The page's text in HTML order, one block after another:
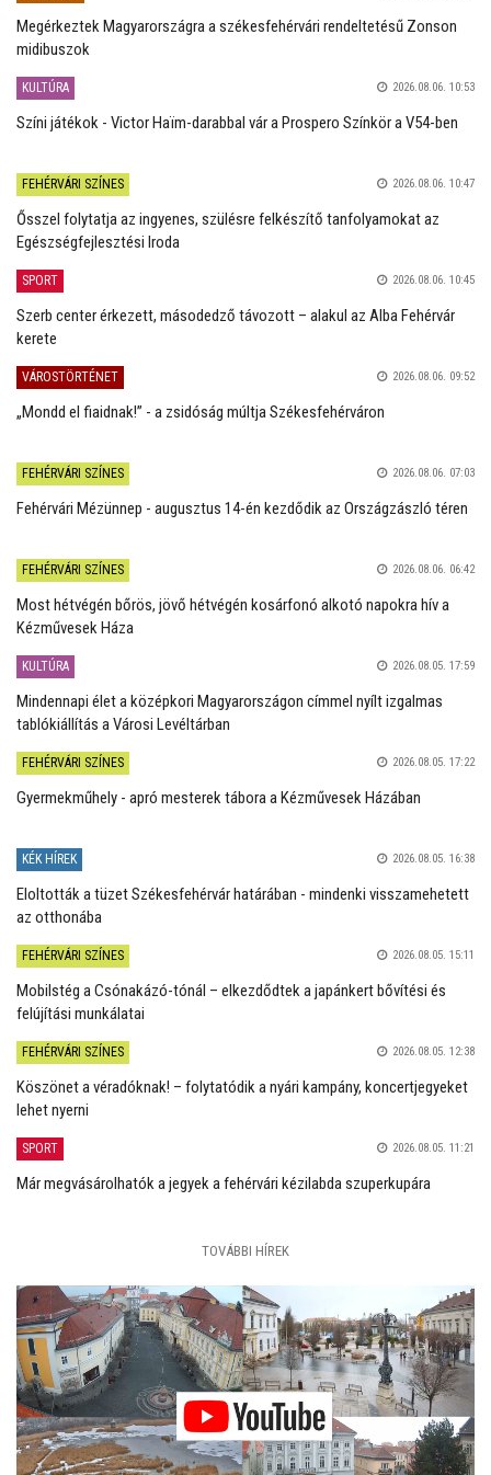
Megérkeztek Magyarországra a székesfehérvári rendeltetésű Zonson
midibuszok
KULTÚRA 2026.08.06. 10:53
Színi játékok - Victor Haïm-darabbal vár a Prospero Színkör a V54-ben
FEHÉRVÁRI SZÍNES 2026.08.06. 10:47
Ősszel folytatja az ingyenes, szülésre felkészítő tanfolyamokat az
Egészségfejlesztési Iroda
SPORT 2026.08.06. 10:45
Szerb center érkezett, másodedző távozott – alakul az Alba Fehérvár
kerete
VÁROSTÖRTÉNET 2026.08.06. 09:52
„Mondd el fiaidnak!” - a zsidóság múltja Székesfehérváron
FEHÉRVÁRI SZÍNES 2026.08.06. 07:03
Fehérvári Mézünnep - augusztus 14-én kezdődik az Országzászló téren
FEHÉRVÁRI SZÍNES 2026.08.06. 06:42
Most hétvégén bőrös, jövő hétvégén kosárfonó alkotó napokra hív a
Kézművesek Háza
KULTÚRA 2026.08.05. 17:59
Mindennapi élet a középkori Magyarországon címmel nyílt izgalmas
tablókiállítás a Városi Levéltárban
FEHÉRVÁRI SZÍNES 2026.08.05. 17:22
Gyermekműhely - apró mesterek tábora a Kézművesek Házában
KÉK HÍREK 2026.08.05. 16:38
Eloltották a tüzet Székesfehérvár határában - mindenki visszamehetett
az otthonába
FEHÉRVÁRI SZÍNES 2026.08.05. 15:11
Mobilstég a Csónakázó-tónál – elkezdődtek a japánkert bővítési és
felújítási munkálatai
FEHÉRVÁRI SZÍNES 2026.08.05. 12:38
Köszönet a véradóknak! – folytatódik a nyári kampány, koncertjegyeket
lehet nyerni
SPORT 2026.08.05. 11:21
Már megvásárolhatók a jegyek a fehérvári kézilabda szuperkupára
TOVÁBBI HÍREK